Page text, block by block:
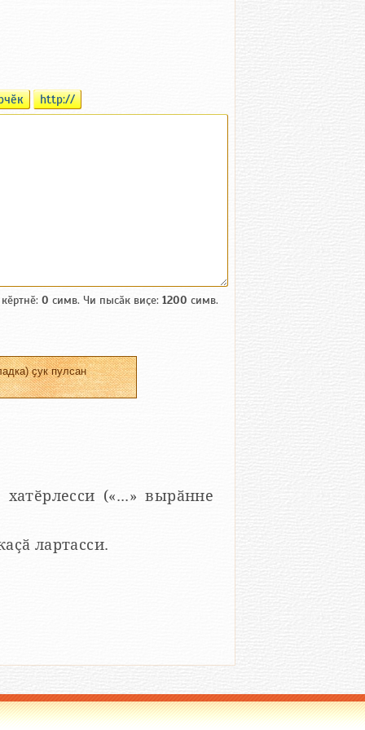
http://
0 симв. Чи пысӑк виҫе: 1200 симв.
ҫук пулсан
(«...» вырӑнне
лартасси.